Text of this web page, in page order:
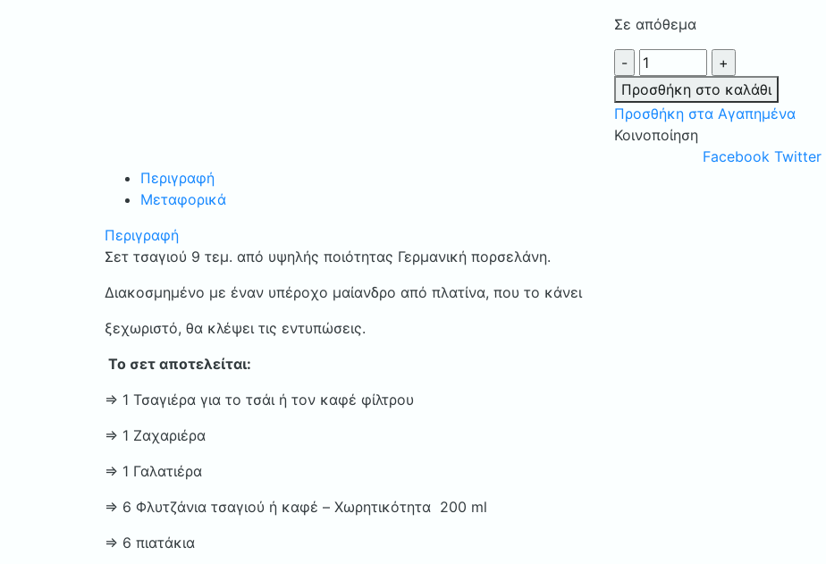
was:
119.00 €.είναι:
89.00 €.
Σε απόθεμα
ΣΕΤ
ΤΣΑΓΙΟΥ
9
ΤΕΜ.
ΠΟΡΣΕΛΑΝΗ
ΒΑΥΑΡΙΑΣ
Προσθήκη στο καλάθι
Προσθήκη στα Αγαπημένα
Κοινοποίηση
Facebook Twitter
Περιγραφή
Μεταφορικά
Περιγραφή
Σετ τσαγιού 9 τεμ. από υψηλής ποιότητας Γερμανική πορσελάνη.
Διακοσμημένο με έναν υπέροχο μαίανδρο από πλατίνα, που το κάνει
ξεχωριστό, θα κλέψει τις εντυπώσεις.
Το σετ αποτελείται:
⇒ 1 Τσαγιέρα για το τσάι ή τον καφέ φίλτρου
⇒ 1 Ζαχαριέρα
⇒ 1 Γαλατιέρα
⇒ 6 Φλυτζάνια τσαγιού ή καφέ – Xωρητικότητα 200 ml
⇒ 6 πιατάκια